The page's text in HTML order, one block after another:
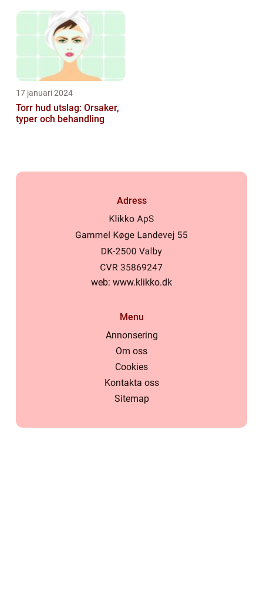
17 januari 2024
Torr hud utslag: Orsaker,
typer och behandling
Adress
web: www.klikko.dk
Menu
Annonsering
Om oss
Cookies
Kontakta oss
Sitemap